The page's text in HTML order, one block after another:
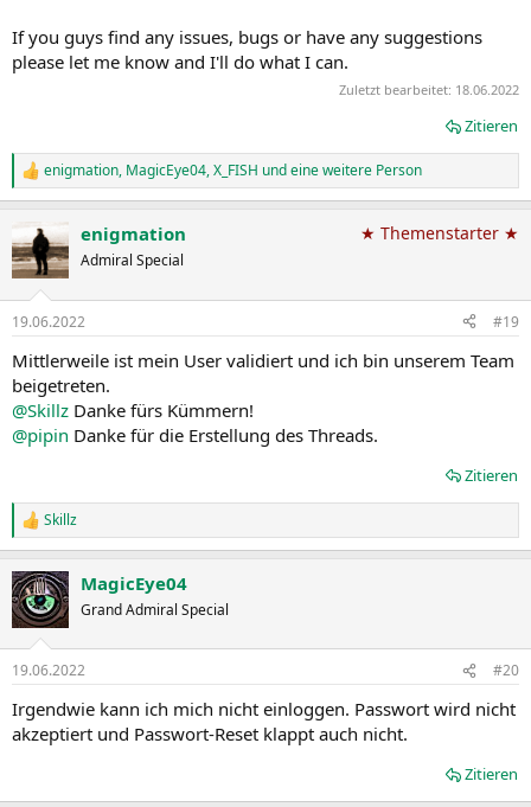
If you guys find any issues, bugs or have any suggestions
please let me know and I'll do what I can.
Zuletzt bearbeitet: 18.06.2022
Zitieren
R
e
k
t
i
e
:
enigmation, MagicEye04,X_FISH und eine weitere Person
enigmation
Admiral Special
★ Themenstarter ★
19.06.2022 #19
Mittlerweile ist mein User validiert und ich bin unserem Team
beigetreten.
@Skillz Danke fürs Kümmern!
@pipin Danke für die Erstellung des Threads.
Zitieren
R
e
k
t
i
e
:
Skillz
MagicEye04
Grand Admiral Special
19.06.2022 #20
Irgendwie kann ich mich nicht einloggen. Passwort wird nicht
akzeptiert und Passwort-Reset klappt auch nicht.
Zitieren